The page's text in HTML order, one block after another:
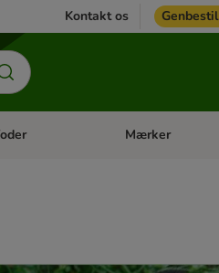
Kontakt os Genbestil
menu: Hest Åben kategori
Mærker